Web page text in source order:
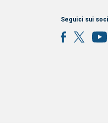
Seguici sui